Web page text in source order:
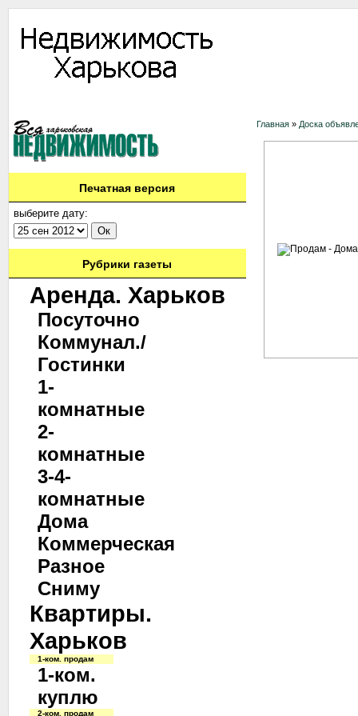
Печатная версия
выберите дату:
Рубрики газеты
Аренда. Харьков
Посуточно
Коммунал./
Гостинки
1-
комнатные
2-
комнатные
3-4-
комнатные
Дома
Коммерческая
Разное
Сниму
Квартиры.
Харьков
1-ком. продам
1-ком.
куплю
2-ком. продам
Главная » Доска